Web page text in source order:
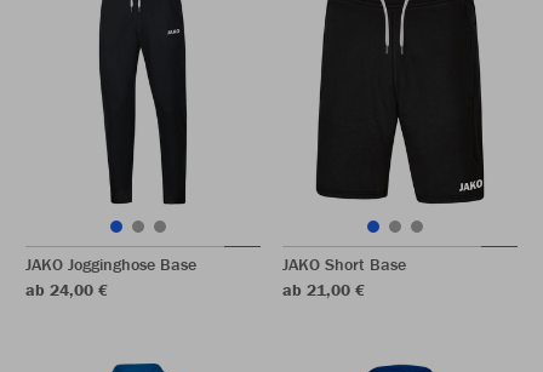
JAKO Jogginghose Base
ab 24,00 €
JAKO Short Base
ab 21,00 €